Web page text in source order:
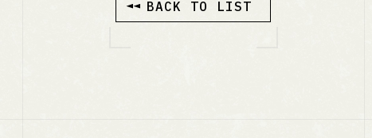
BACK TO LIST